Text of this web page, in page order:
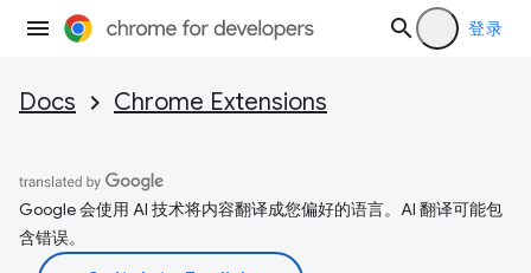
登录
Docs Chrome Extensions
Google 会使用 AI 技术将内容翻译成您偏好的语言。AI 翻译可能包
含错误。